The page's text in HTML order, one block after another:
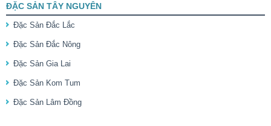
ĐẶC SẢN TÂY NGUYÊN
Đặc Sản Đắc Lắc
Đặc Sản Đắc Nông
Đặc Sản Gia Lai
Đặc Sản Kom Tum
Đặc Sản Lâm Đồng